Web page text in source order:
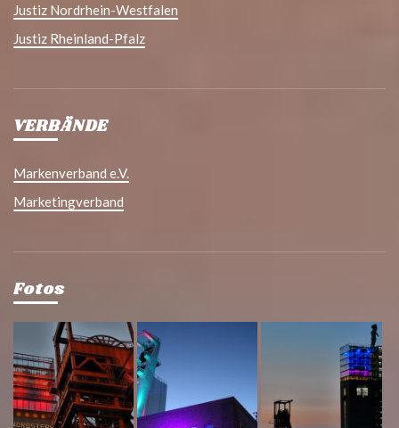
Justiz Nordrhein-Westfalen
Justiz Rheinland-Pfalz
VERBÄNDE
Markenverband e.V.
Marketingverband
Fotos